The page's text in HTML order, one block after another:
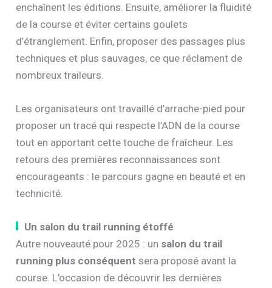
enchaînent les éditions. Ensuite, améliorer la fluidité
de la course et éviter certains goulets
d’étranglement. Enfin, proposer des passages plus
techniques et plus sauvages, ce que réclament de
nombreux traileurs.
Les organisateurs ont travaillé d’arrache-pied pour
proposer un tracé qui respecte l’ADN de la course
tout en apportant cette touche de fraîcheur. Les
retours des premières reconnaissances sont
encourageants : le parcours gagne en beauté et en
technicité.
Un salon du trail running étoffé
Autre nouveauté pour 2025 : un salon du trail
running plus conséquent sera proposé avant la
course. L’occasion de découvrir les dernières